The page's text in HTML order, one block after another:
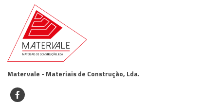
Matervale - Materiais de Construção, Lda.